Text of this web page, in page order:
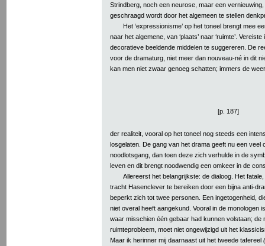
Strindberg, noch een neurose, maar een
geschraagd wordt door het algemeen te stellen
Het ‘expressionisme’ op het toneel brengt mee
naar het algemene, van ‘plaats’ naar ‘ruimte’.
decoratieve beeldende middelen te suggereren. De
voor de dramaturg, niet meer dan nouveau-né in dit
kan men niet zwaar genoeg schatten; immers de
[p. 187]
der realiteit, vooral op het toneel nog steeds een
losgelaten. De gang van het drama geeft nu een veel
noodlotsgang, dan toen deze zich verhulde in de
leven en dit brengt noodwendig een omkeer in de
Allereerst het belangrijkste: de dialoog. Het
tracht Hasenclever te bereiken door een bijna anti-
beperkt zich tot twee personen. Een ingetogenheid,
niet overal heeft aangekund. Vooral in de monologen
waar misschien één gebaar had kunnen volstaan; de
ruimteprobleem, moet niet ongewijzigd uit het
Maar ik herinner mij daarnaast uit het tweede tafereel